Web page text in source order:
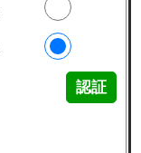
認証